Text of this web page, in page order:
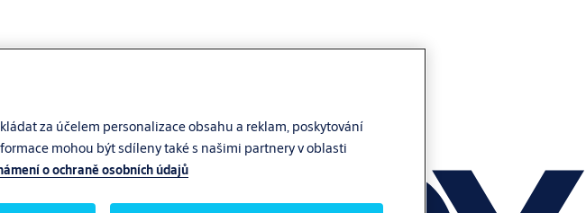
za účelem personalizace obsahu a reklam, poskytování
mohou být sdíleny také s našimi partnery v oblasti
o ochraně osobních údajů